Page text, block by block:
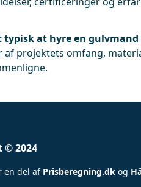
typisk at hyre en gulvmand
projektets omfang,
© 2024
en del af Prisberegning.dk og